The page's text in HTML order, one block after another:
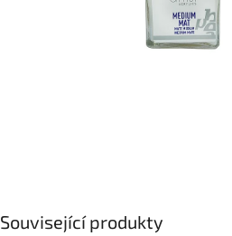
Související produkty